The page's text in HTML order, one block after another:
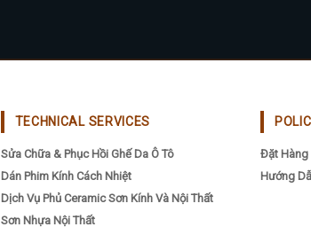
product
TECHNICAL SERVICES
Sửa Chữa & Phục Hồi Ghế Da Ô Tô
Dán Phim Kính Cách Nhiệt
Dịch Vụ Phủ Ceramic Sơn Kính Và Nội Thất
Sơn Nhựa Nội Thất
Đặt Hàng
Hướng